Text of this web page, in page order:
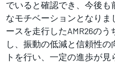
でいると確認でき、今後も
なモチベーションとなりま
ースを走行したAMR26の
し、振動の低減と信頼性
トを行い、一定の進歩が